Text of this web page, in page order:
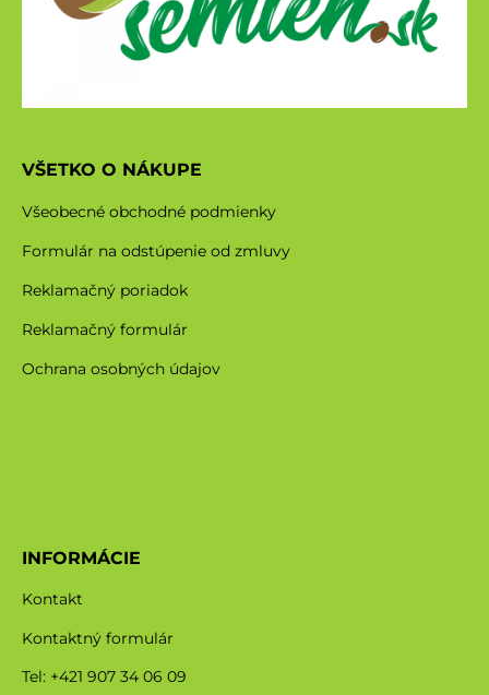
VŠETKO O NÁKUPE
Všeobecné obchodné podmienky
Formulár na odstúpenie od zmluvy
Reklamačný poriadok
Reklamačný formulár
Ochrana osobných údajov
INFORMÁCIE
Kontakt
Kontaktný formulár
Tel: +421 907 34 06 09